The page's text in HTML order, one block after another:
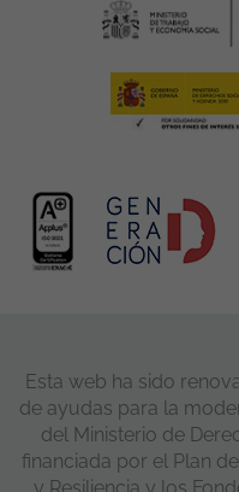
Esta web ha sido
de ayudas para la
del Ministerio de
financiada por el Plan